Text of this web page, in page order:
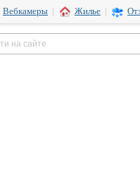
Вебкамеры Жилье